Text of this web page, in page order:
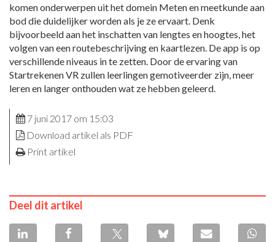
komen onderwerpen uit het domein Meten en meetkunde aan
bod die duidelijker worden als je ze ervaart. Denk
bijvoorbeeld aan het inschatten van lengtes en hoogtes, het
volgen van een routebeschrijving en kaartlezen. De app is op
verschillende niveaus in te zetten. Door de ervaring van
Startrekenen VR zullen leerlingen gemotiveerder zijn, meer
leren en langer onthouden wat ze hebben geleerd.
7 juni 2017 om 15:03
Download artikel als PDF
Print artikel
Deel dit artikel